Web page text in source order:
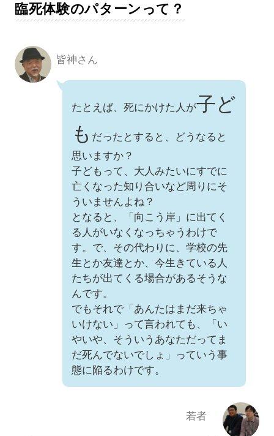
臨死体験のパターンって？
皆神さん
たとえば、死にかけた人が子ど
も だったとすると、どうなると
思いますか？
子どもって、大人みたいにすでに
亡くなった知り合いなど周りにそ
ういませんよね？
となると、「向こう岸」に出てく
る人がいなくなっちゃうわけで
す。で、その代わりに、学校の先
生とか友達とか、今生きている人
たちが出てくる場合があるそうな
んです。
でもそれで「あんたはまだ来ちゃ
いけない」って言われても、「い
やいや、そういうあなただってま
だ死んでないでしょ」っていう事
態に陥るわけです。
若者